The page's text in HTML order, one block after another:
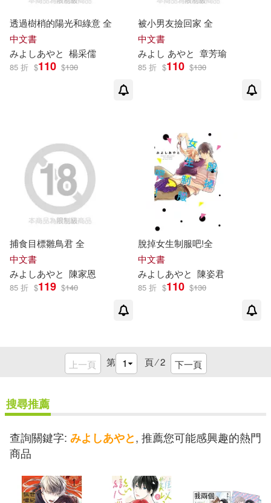
透過樹梢的陽光和綠意 全
中文書
みよ しあやと 楊采儒
85 折 $110 $130
被小男友撿回家 全
中文書
みよ し あやと 章芳瑜
85 折 $110 $130
捕食目標雛鳥君 全
中文書
みよ しあやと 陳家恩
85 折 $119 $140
脫掉女生制服吧!全
中文書
みよ しあやと 陳姿君
85 折 $110 $130
上一頁 第 頁 ⁄2 下一頁
搜尋推薦
查詢關鍵字: みよしあやと, 推薦您可能感興趣的熱門
商品